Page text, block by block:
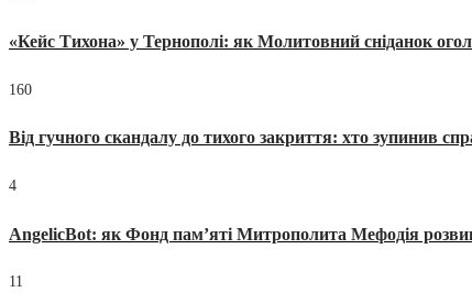
«Кейс Тихона» у Тернополі: як Молитовний сніданок
160
Від гучного скандалу до тихого закриття: хто зупинив
4
AngelicBot: як Фонд пам’яті Митрополита Мефодія
11